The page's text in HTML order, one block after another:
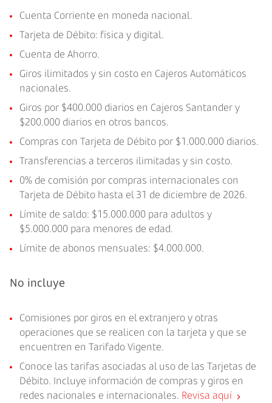
Cuenta Corriente en moneda nacional.
Tarjeta de Débito: física y digital.
Cuenta de Ahorro.
Giros ilimitados y sin costo en Cajeros Automáticos
nacionales.
Giros por $400.000 diarios en Cajeros Santander y
$200.000 diarios en otros bancos.
Compras con Tarjeta de Débito por $1.000.000 diarios.
Transferencias a terceros ilimitadas y sin costo.
0% de comisión por compras internacionales con
Tarjeta de Débito hasta el 31 de diciembre de 2026.
Límite de saldo: $15.000.000 para adultos y
$5.000.000 para menores de edad.
Límite de abonos mensuales: $4.000.000.
No incluye
Comisiones por giros en el extranjero y otras
operaciones que se realicen con la tarjeta y que se
encuentren en Tarifado Vigente.
Conoce las tarifas asociadas al uso de las Tarjetas de
Débito. Incluye información de compras y giros en
redes nacionales e internacionales. Revisa aquí